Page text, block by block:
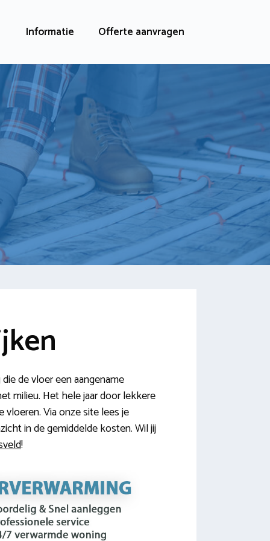
Informatie Offerte aanvragen
de vloer een aangename
milieu. Het hele jaar door lekkere
Via onze site lees je
in de gemiddelde kosten. Wil jij
!